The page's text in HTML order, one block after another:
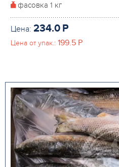
фасовка 1 кг
Цена: 234.0 P
Цена от упак.: 199.5 P